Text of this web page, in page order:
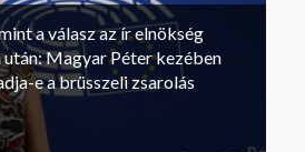
a válasz az ír elnökség
Magyar Péter kezében
e a brüsszeli zsarolás